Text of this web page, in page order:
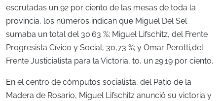
escrutadas un 92 por ciento de las mesas de toda la
provincia, los números indican que Miguel Del Sel
sumaba un total del 30.63 %; Miguel Lifschitz, del Frente
Progresista Cívico y Social, 30,73 %; y Omar Perotti,del
Frente Justicialista para la Victoria, to, un 29.19 por ciento.
En el centro de cómputos socialista, del Patio de la
Madera de Rosario, Miguel Lifschitz anunció su victoria y